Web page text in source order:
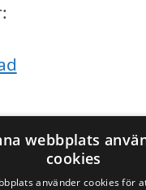
webbplats
cookies
använder cookies för